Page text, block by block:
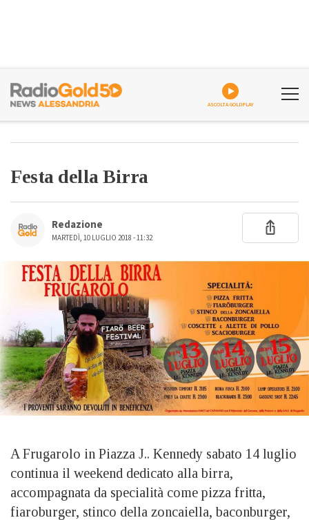
ASCOLTA GOLDPLAY
Festa della Birra
Redazione
MARTEDÌ, 10 LUGLIO 2018 - 11:32
A Frugarolo in Piazza J.. Kennedy sabato 14 luglio
continua il weekend dedicato alla birra,
accompagnata da specialità come pizza fritta,
fiaroburger, stinco della zoncaiella, baconburger,